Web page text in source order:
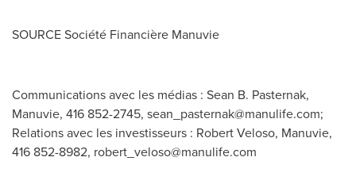
SOURCE Société Financière Manuvie
Communications avec les médias : Sean B. Pasternak,
Manuvie, 416 852-2745, sean_pasternak@manulife.com;
Relations avec les investisseurs : Robert Veloso, Manuvie,
416 852-8982, robert_veloso@manulife.com